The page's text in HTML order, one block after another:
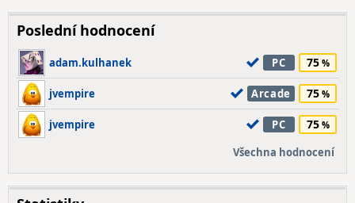
Poslední hodnocení
adam.kulhanek PC 75
jvempire Arcade 75
jvempire PC 75
Všechna hodnocení